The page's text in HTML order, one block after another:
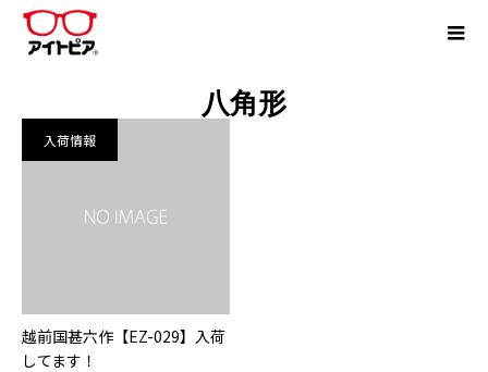
八角形
入荷情報
越前国甚六作【EZ-029】入荷
してます！